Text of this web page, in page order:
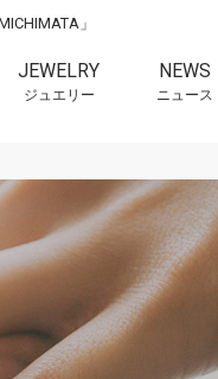
」
JEWELRY
ジュエリー
NEWS
ニュース